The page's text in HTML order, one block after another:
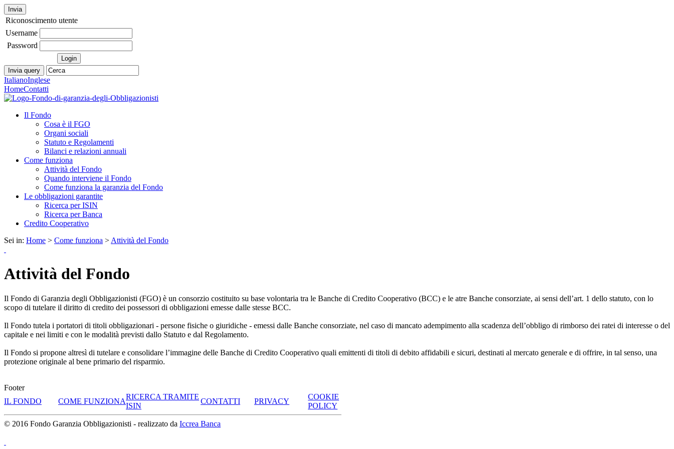
Invia
Riconoscimento utente
Username
Password
ItalianoInglese
HomeContatti
Il Fondo
Cosa è il FGO
Organi sociali
Statuto e Regolamenti
Bilanci e relazioni annuali
Come funziona
Attività del Fondo
Quando interviene il Fondo
Come funziona la garanzia del Fondo
Le obbligazioni garantite
Ricerca per ISIN
Ricerca per Banca
Credito Cooperativo
Sei in: Home > Come funziona > Attività del Fondo
Attività del Fondo
Il Fondo di Garanzia degli Obbligazionisti (FGO) è un consorzio costituito su base volontaria tra le Banche di Credito Cooperativo (BCC) e le atre Banche consorziate, ai sensi dell’art. 1 dello statuto, con lo
scopo di tutelare il diritto di credito dei possessori di obbligazioni emesse dalle stesse BCC.
Il Fondo tutela i portatori di titoli obbligazionari - persone fisiche o giuridiche - emessi dalle Banche consorziate, nel caso di mancato adempimento alla scadenza dell’obbligo di rimborso dei ratei di interesse o del
capitale e nei limiti e con le modalità previsti dallo Statuto e dal Regolamento.
Il Fondo si propone altresì di tutelare e consolidare l’immagine delle Banche di Credito Cooperativo quali emittenti di titoli di debito affidabili e sicuri, destinati al mercato generale e di offrire, in tal senso, una
protezione originale al bene primario del risparmio.
Footer
IL FONDO
COME FUNZIONA
RICERCA TRAMITE
ISIN
CONTATTI PRIVACY
COOKIE
POLICY
© 2016 Fondo Garanzia Obbligazionisti - realizzato da Iccrea Banca